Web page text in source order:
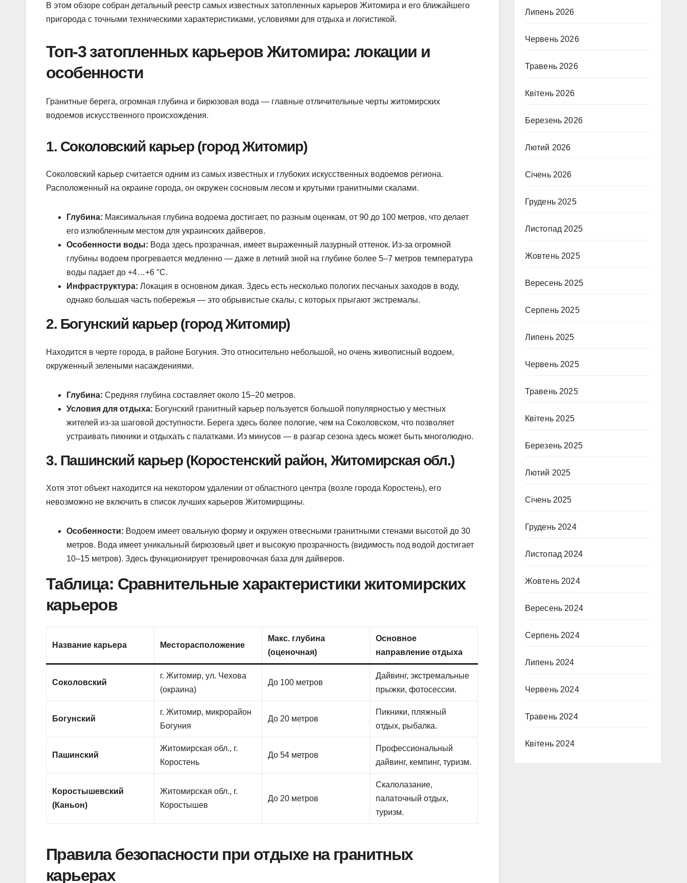
В этом обзоре собран детальный реестр самых известных затопленных карьеров Житомира и его ближайшего
пригорода с точными техническими характеристиками, условиями для отдыха и логистикой.
Топ-3 затопленных карьеров Житомира: локации и
особенности
Гранитные берега, огромная глубина и бирюзовая вода — главные отличительные черты житомирских
водоемов искусственного происхождения.
1. Соколовский карьер (город Житомир)
Соколовский карьер считается одним из самых известных и глубоких искусственных водоемов региона.
Расположенный на окраине города, он окружен сосновым лесом и крутыми гранитными скалами.
Глубина: Максимальная глубина водоема достигает, по разным оценкам, от 90 до 100 метров, что делает
его излюбленным местом для украинских дайверов.
Особенности воды: Вода здесь прозрачная, имеет выраженный лазурный оттенок. Из-за огромной
глубины водоем прогревается медленно — даже в летний зной на глубине более 5–7 метров температура
воды падает до +4…+6 °C.
Инфраструктура: Локация в основном дикая. Здесь есть несколько пологих песчаных заходов в воду,
однако большая часть побережья — это обрывистые скалы, с которых прыгают экстремалы.
2. Богунский карьер (город Житомир)
Находится в черте города, в районе Богуния. Это относительно небольшой, но очень живописный водоем,
окруженный зелеными насаждениями.
Глубина: Средняя глубина составляет около 15–20 метров.
Условия для отдыха: Богунский гранитный карьер пользуется большой популярностью у местных
жителей из-за шаговой доступности. Берега здесь более пологие, чем на Соколовском, что позволяет
устраивать пикники и отдыхать с палатками. Из минусов — в разгар сезона здесь может быть многолюдно.
3. Пашинский карьер (Коростенский район, Житомирская обл.)
Хотя этот объект находится на некотором удалении от областного центра (возле города Коростень), его
невозможно не включить в список лучших карьеров Житомирщины.
Особенности: Водоем имеет овальную форму и окружен отвесными гранитными стенами высотой до 30
метров. Вода имеет уникальный бирюзовый цвет и высокую прозрачность (видимость под водой достигает
10–15 метров). Здесь функционирует тренировочная база для дайверов.
Таблица: Сравнительные характеристики житомирских
карьеров
Название карьера Месторасположение
Макс. глубина
(оценочная)
Основное
направление отдыха
Соколовский
г. Житомир, ул. Чехова
(окраина)
До 100 метров
Дайвинг, экстремальные
прыжки, фотосессии.
Богунский
г. Житомир, микрорайон
Богуния
До 20 метров
Пикники, пляжный
отдых, рыбалка.
Пашинский
Житомирская обл., г.
Коростень
До 54 метров
Профессиональный
дайвинг, кемпинг, туризм.
Коростышевский
(Каньон)
Житомирская обл., г.
Коростышев
До 20 метров
Скалолазание,
палаточный отдых,
туризм.
Правила безопасности при отдыхе на гранитных
карьерах
Липень 2026
Червень 2026
Травень 2026
Квітень 2026
Березень 2026
Лютий 2026
Січень 2026
Грудень 2025
Листопад 2025
Жовтень 2025
Вересень 2025
Серпень 2025
Липень 2025
Червень 2025
Травень 2025
Квітень 2025
Березень 2025
Лютий 2025
Січень 2025
Грудень 2024
Листопад 2024
Жовтень 2024
Вересень 2024
Серпень 2024
Липень 2024
Червень 2024
Травень 2024
Квітень 2024